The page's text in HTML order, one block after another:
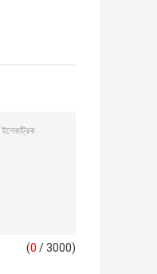
(0 / 3000)